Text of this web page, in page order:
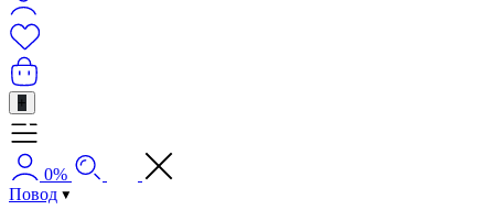
+
0%
Повод